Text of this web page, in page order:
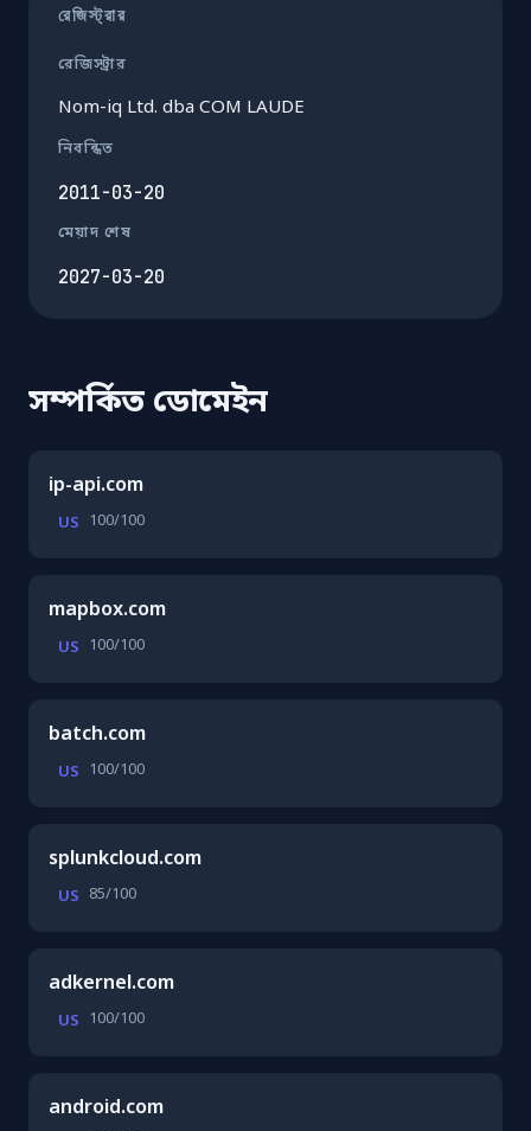
রেজিস্ট্রার
রেজিস্ট্রার
Nom-iq Ltd. dba COM LAUDE
নিবন্ধিত
2011-03-20
মেয়াদ শেষ
2027-03-20
সম্পর্কিত ডোমেইন
ip-api.com
US 100/100
mapbox.com
US 100/100
batch.com
US 100/100
splunkcloud.com
US 85/100
adkernel.com
US 100/100
android.com